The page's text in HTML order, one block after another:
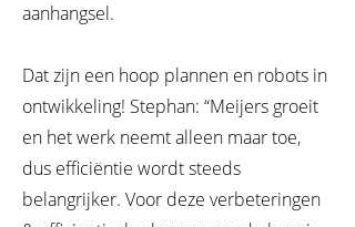
aanhangsel.
Dat zijn een hoop plannen en robots in
ontwikkeling! Stephan: “Meijers groeit
en het werk neemt alleen maar toe,
dus efficiëntie wordt steeds
belangrijker. Voor deze verbeteringen